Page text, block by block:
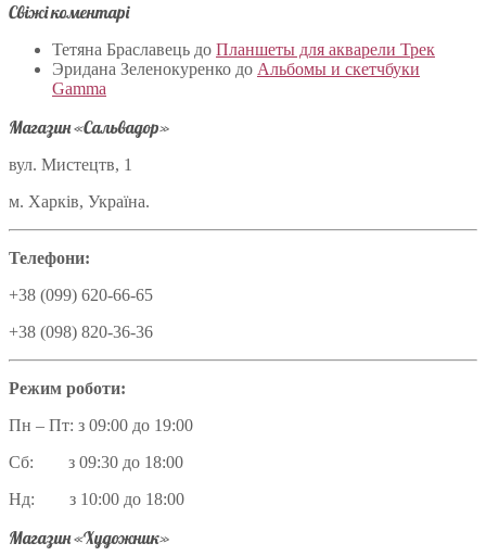
Свіжі коментарі
Тетяна Браславець до Планшеты для акварели Трек
Эридана Зеленокуренко до Альбомы и скетчбуки
Gamma
Магазин «Сальвадор»
вул. Мистецтв, 1
м. Харків, Україна.
Телефони:
+38 (099) 620-66-65
+38 (098) 820-36-36
Режим роботи:
Пн – Пт: з 09:00 до 19:00
Сб: з 09:30 до 18:00
Нд: з 10:00 до 18:00
Магазин «Художник»